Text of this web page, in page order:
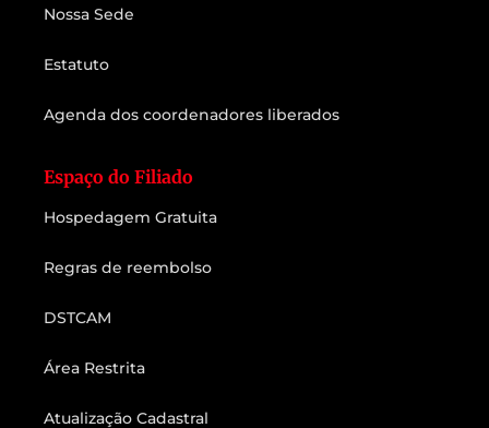
Nossa Sede
Estatuto
Agenda dos coordenadores liberados
Espaço do Filiado
Hospedagem Gratuita
Regras de reembolso
DSTCAM
Área Restrita
Atualização Cadastral